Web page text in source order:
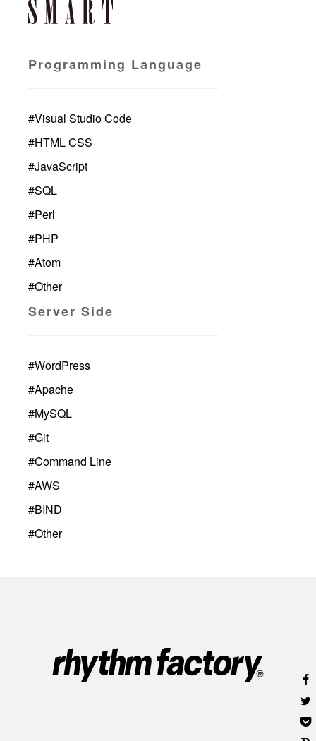
Programming Language
#Visual Studio Code
#HTML CSS
#JavaScript
#SQL
#Perl
#PHP
#Atom
#Other
Server Side
#WordPress
#Apache
#MySQL
#Git
#Command Line
#AWS
#BIND
#Other